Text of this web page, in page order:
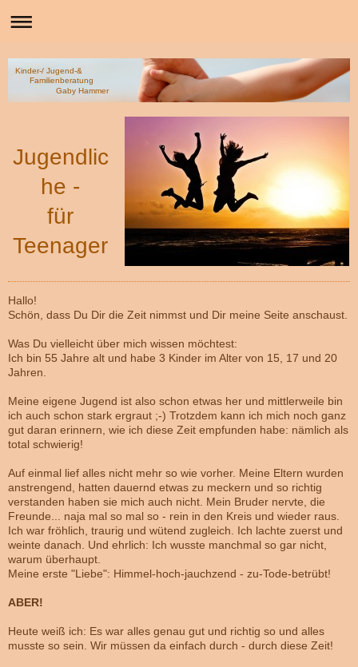
Kinder-/ Jugend-&
Familienberatung
Gaby Hammer
Jugendlic
he -
für
Teenager
Hallo!
Schön, dass Du Dir die Zeit nimmst und Dir meine Seite anschaust.
Was Du vielleicht über mich wissen möchtest:
Ich bin 55 Jahre alt und habe 3 Kinder im Alter von 15, 17 und 20
Jahren.
Meine eigene Jugend ist also schon etwas her und mittlerweile bin
ich auch schon stark ergraut ;-) Trotzdem kann ich mich noch ganz
gut daran erinnern, wie ich diese Zeit empfunden habe: nämlich als
total schwierig!
Auf einmal lief alles nicht mehr so wie vorher. Meine Eltern wurden
anstrengend, hatten dauernd etwas zu meckern und so richtig
verstanden haben sie mich auch nicht. Mein Bruder nervte, die
Freunde... naja mal so mal so - rein in den Kreis und wieder raus.
Ich war fröhlich, traurig und wütend zugleich. Ich lachte zuerst und
weinte danach. Und ehrlich: Ich wusste manchmal so gar nicht,
warum überhaupt.
Meine erste "Liebe": Himmel-hoch-jauchzend - zu-Tode-betrübt!
ABER!
Heute weiß ich: Es war alles genau gut und richtig so und alles
musste so sein. Wir müssen da einfach durch - durch diese Zeit!